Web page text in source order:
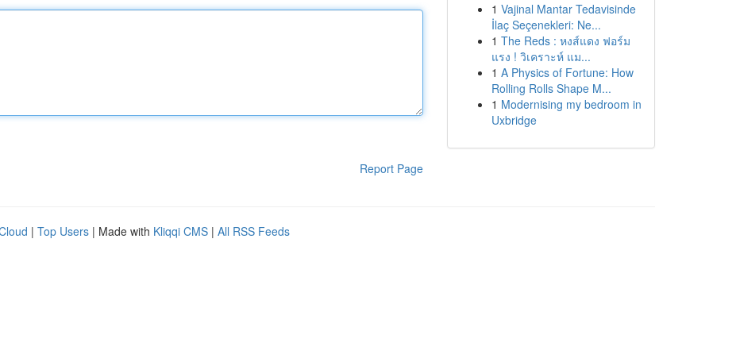
Report Page
1 Vajinal Mantar Tedavisinde
İlaç Seçenekleri: Ne...
1 The Reds : หงส์แดง ฟอร์ม
แรง ! วิเคราะห์ แม...
1 A Physics of Fortune: How
Rolling Rolls Shape M...
1 Modernising my bedroom in
Uxbridge
| Top Users | Made with Kliqqi CMS | All RSS Feeds